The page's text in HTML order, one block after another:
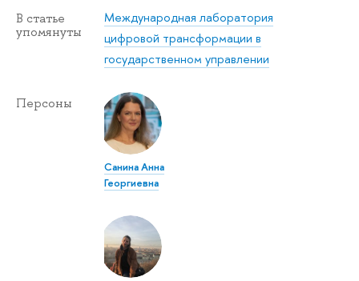
В статье
упомянуты
Международная лаборатория
цифровой трансформации в
государственном управлении
Персоны
Санина Анна
Георгиевна